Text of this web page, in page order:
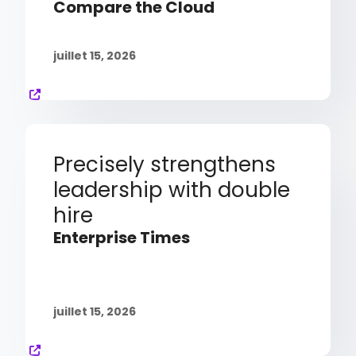
Compare the Cloud
juillet 15, 2026
Precisely strengthens
leadership with double
hire
Enterprise Times
juillet 15, 2026